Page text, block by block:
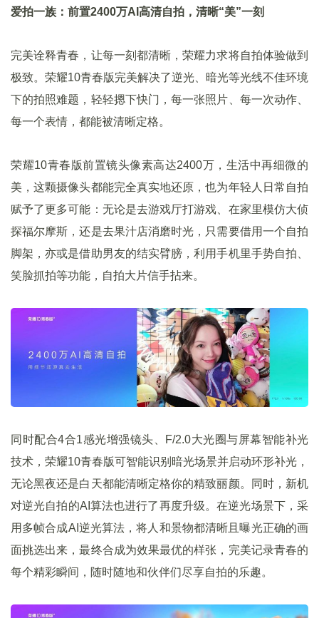
爱拍一族：前置2400万AI高清自拍，清晰“美”一刻
完美诠释青春，让每一刻都清晰，荣耀力求将自拍体验做到
极致。荣耀10青春版完美解决了逆光、暗光等光线不佳环境
下的拍照难题，轻轻摁下快门，每一张照片、每一次动作、
每一个表情，都能被清晰定格。
荣耀10青春版前置镜头像素高达2400万，生活中再细微的
美，这颗摄像头都能完全真实地还原，也为年轻人日常自拍
赋予了更多可能：无论是去游戏厅打游戏、在家里模仿大侦
探福尔摩斯，还是去果汁店消磨时光，只需要借用一个自拍
脚架，亦或是借助男友的结实臂膀，利用手机里手势自拍、
笑脸抓拍等功能，自拍大片信手拈来。
同时配合4合1感光增强镜头、F/2.0大光圈与屏幕智能补光
技术，荣耀10青春版可智能识别暗光场景并启动环形补光，
无论黑夜还是白天都能清晰定格你的精致丽颜。同时，新机
对逆光自拍的AI算法也进行了再度升级。在逆光场景下，采
用多帧合成AI逆光算法，将人和景物都清晰且曝光正确的画
面挑选出来，最终合成为效果最优的样张，完美记录青春的
每个精彩瞬间，随时随地和伙伴们尽享自拍的乐趣。